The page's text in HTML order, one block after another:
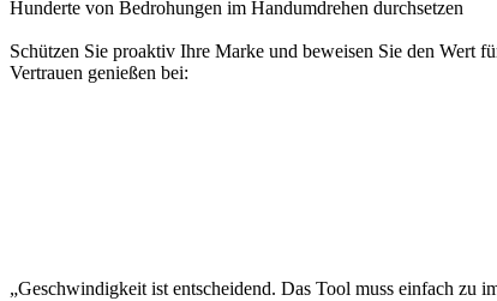
Hunderte von Bedrohungen im Handumdrehen durchsetzen
Schützen Sie proaktiv Ihre Marke und beweisen Sie den Wert
Vertrauen genießen bei:
„Geschwindigkeit ist entscheidend. Das Tool muss einfach zu